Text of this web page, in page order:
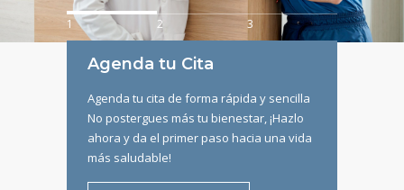
1 2 3
Agenda tu Cita
Agenda tu cita de forma rápida y sencilla
No postergues más tu bienestar, ¡Hazlo
ahora y da el primer paso hacia una vida
más saludable!